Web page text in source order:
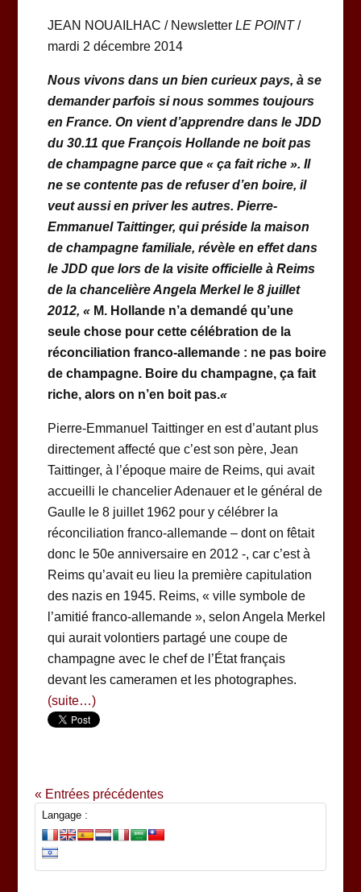
JEAN NOUAILHAC / Newsletter LE POINT/
mardi 2 décembre 2014
Nous vivons dans un bien curieux pays, à se
demander parfois si nous sommes toujours
en France. On vient d’apprendre dans le JDD
du 30.11 que François Hollande ne boit pas
de champagne parce que « ça fait riche ». Il
ne se contente pas de refuser d’en boire, il
veut aussi en priver les autres. Pierre-
Emmanuel Taittinger, qui préside la maison
de champagne familiale, révèle en effet dans
le JDD que lors de la visite officielle à Reims
de la chancelière Angela Merkel le 8 juillet
2012, « M. Hollande n’a demandé qu’une
seule chose pour cette célébration de la
réconciliation franco-allemande : ne pas boire
de champagne. Boire du champagne, ça fait
riche, alors on n’en boit pas.«
Pierre-Emmanuel Taittinger en est d’autant plus
directement affecté que c’est son père, Jean
Taittinger, à l’époque maire de Reims, qui avait
accueilli le chancelier Adenauer et le général de
Gaulle le 8 juillet 1962 pour y célébrer la
réconciliation franco-allemande – dont on fêtait
donc le 50e anniversaire en 2012 -, car c’est à
Reims qu’avait eu lieu la première capitulation
des nazis en 1945. Reims, « ville symbole de
l’amitié franco-allemande », selon Angela Merkel
qui aurait volontiers partagé une coupe de
champagne avec le chef de l’État français
devant les cameramen et les photographes.
(suite…)
« Entrées précédentes
Langage :